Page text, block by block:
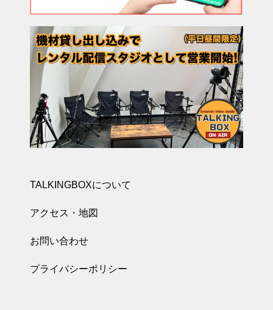
TALKINGBOXについて
アクセス・地図
お問い合わせ
プライバシーポリシー